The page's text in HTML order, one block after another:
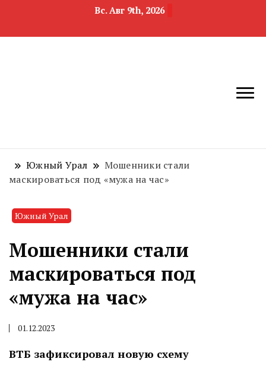
Вс. Авг 9th, 2026
область
Южный Урал
Мошенники стали
маскироваться под «мужа на час»
Южный Урал
Мошенники стали
маскироваться под
«мужа на час»
01.12.2023
ВТБ зафиксировал новую схему